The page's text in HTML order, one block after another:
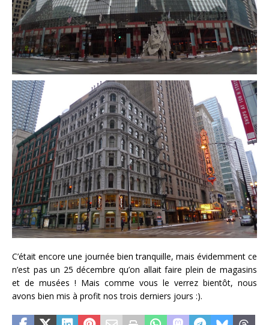
C’était encore une journée bien tranquille, mais évidemment ce
n’est pas un 25 décembre qu’on allait faire plein de magasins
et de musées ! Mais comme vous le verrez bientôt, nous
avons bien mis à profit nos trois derniers jours :).